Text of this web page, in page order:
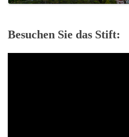
Besuchen Sie das Stift: